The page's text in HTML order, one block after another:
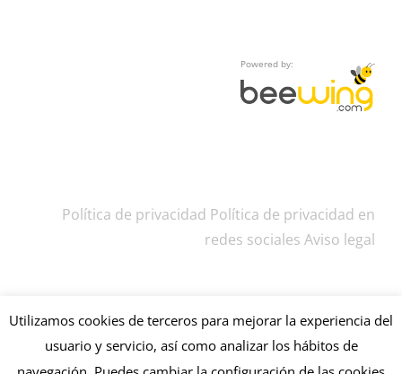
Powered by:
Política de privacidad Política de privacidad en
redes sociales Aviso legal
Utilizamos cookies de terceros para mejorar la experiencia del
usuario y servicio, así como analizar los hábitos de